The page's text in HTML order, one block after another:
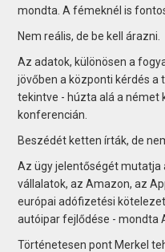
mondta. A fémeknél is
Nem reális, de be kell árazni.
Az adatok, különösen a
jövőben a központi kérdés
tekintve - húzta alá a német
konferencián.
Beszédét ketten írták, de
Az ügy jelentőségét
vállalatok, az Amazon, az
európai adófizetési
autóipar fejlődése - mondta
Történetesen pont Merkel